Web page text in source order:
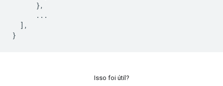
      },
      ...
  ],
}
Isso foi útil?